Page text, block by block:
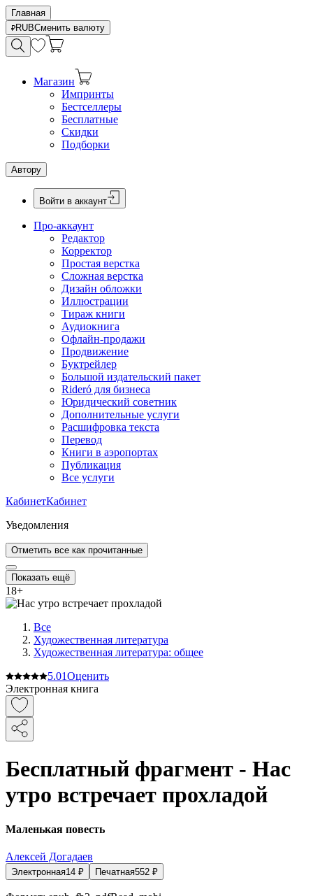
Главная
RUBСменить валюту
Магазин
Импринты
Бестселлеры
Бесплатные
Скидки
Подборки
Автору
Войти в аккаунт
Про-аккаунт
Редактор
Корректор
Простая верстка
Сложная верстка
Дизайн обложки
Иллюстрации
Тираж книги
Аудиокнига
Офлайн-продажи
Продвижение
Буктрейлер
Большой издательский пакет
Rideró для бизнеса
Юридический советник
Дополнительные услуги
Расшифровка текста
Перевод
Книги в аэропортах
Публикация
Все услуги
КабинетКабинет
Уведомления
Отметить все как прочитанные
Показать ещё
18+
Все
Художественная литература
Художественная литература: общее
5.01Оценить
Электронная книга
Бесплатный фрагмент - Нас
утро встречает прохладой
Маленькая повесть
Алексей Догадаев
Электронная14 ₽ Печатная552 ₽